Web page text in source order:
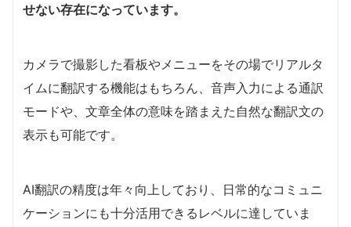
せない存在になっています。
カメラで撮影した看板やメニューをその場でリアルタ
イムに翻訳する機能はもちろん、音声入力による通訳
モードや、文章全体の意味を踏まえた自然な翻訳文の
表示も可能です。
AI翻訳の精度は年々向上しており、日常的なコミュニ
ケーションにも十分活用できるレベルに達していま